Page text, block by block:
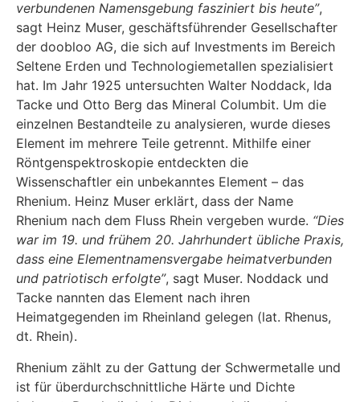
verbundenen Namensgebung fasziniert bis heute”,
sagt Heinz Muser, geschäftsführender Gesellschafter
der doobloo AG, die sich auf Investments im Bereich
Seltene Erden und Technologiemetallen spezialisiert
hat. Im Jahr 1925 untersuchten Walter Noddack, Ida
Tacke und Otto Berg das Mineral Columbit. Um die
einzelnen Bestandteile zu analysieren, wurde dieses
Element im mehrere Teile getrennt. Mithilfe einer
Röntgenspektroskopie entdeckten die
Wissenschaftler ein unbekanntes Element – das
Rhenium. Heinz Muser erklärt, dass der Name
Rhenium nach dem Fluss Rhein vergeben wurde. “Dies
war im 19. und frühem 20. Jahrhundert übliche Praxis,
dass eine Elementnamensvergabe heimatverbunden
und patriotisch erfolgte”, sagt Muser. Noddack und
Tacke nannten das Element nach ihren
Heimatgegenden im Rheinland gelegen (lat. Rhenus,
dt. Rhein).
Rhenium zählt zu der Gattung der Schwermetalle und
ist für überdurchschnittliche Härte und Dichte